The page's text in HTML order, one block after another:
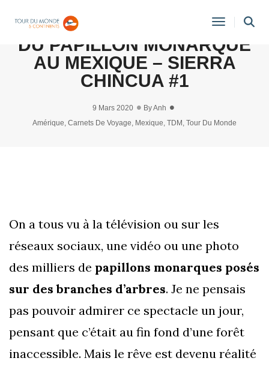
Toggle
ON A VISITÉ UNE RÉSERVE
DU PAPILLON MONARQUE
AU MEXIQUE – SIERRA
CHINCUA #1
9 Mars 2020 ByAnh
Amérique, Carnets De Voyage, Mexique, TDM , Tour Du Monde
On a tous vu à la télévision ou sur les
réseaux sociaux, une vidéo ou une photo
des milliers de papillons monarques posés
sur des branches d’arbres. Je ne pensais
pas pouvoir admirer ce spectacle un jour,
pensant que c’était au fin fond d’une forêt
inaccessible. Mais le rêve est devenu réalité